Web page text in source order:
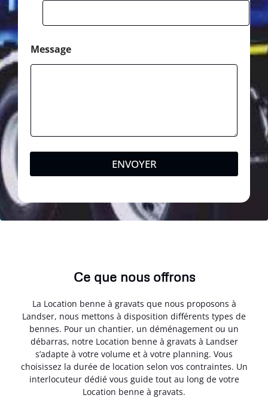
Message
ENVOYER
Ce que nous offrons
La Location benne à gravats que nous proposons à
Landser, nous mettons à disposition différents types de
bennes. Pour un chantier, un déménagement ou un
débarras, notre Location benne à gravats à Landser
s’adapte à votre volume et à votre planning. Vous
choisissez la durée de location selon vos contraintes. Un
interlocuteur dédié vous guide tout au long de votre
Location benne à gravats.